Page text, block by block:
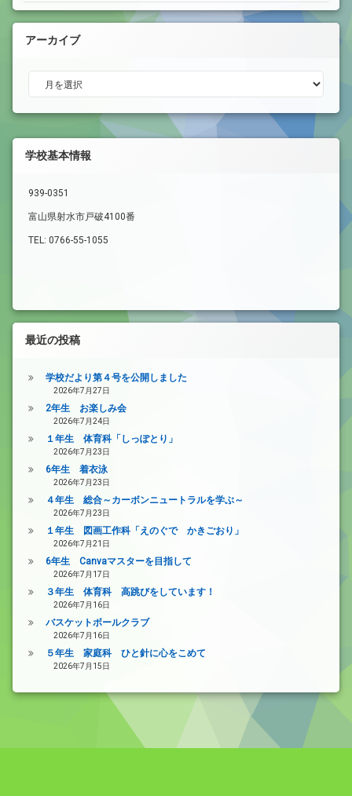
アーカイブ
アーカイブ
学校基本情報
939-0351
富山県射水市戸破4100番
TEL: 0766-55-1055
最近の投稿
学校だより第４号を公開しました
2026年7月27日
2年生 お楽しみ会
2026年7月24日
１年生 体育科「しっぽとり」
2026年7月23日
6年生 着衣泳
2026年7月23日
４年生 総合～カーボンニュートラルを学ぶ～
2026年7月23日
１年生 図画工作科「えのぐで かきごおり」
2026年7月21日
6年生 Canvaマスターを目指して
2026年7月17日
３年生 体育科 高跳びをしています！
2026年7月16日
バスケットボールクラブ
2026年7月16日
５年生 家庭科 ひと針に心をこめて
2026年7月15日